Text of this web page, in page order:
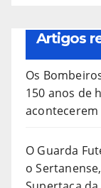
Artigos
Os
150 anos de
O Guarda
o